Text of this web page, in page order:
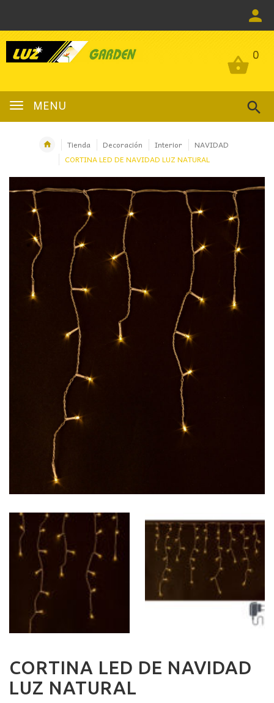
0
MENU
0
Tienda Decoración Interior
NAVIDAD
CORTINA LED DE NAVIDAD LUZ NATURAL
OFERTA
CORTINA LED DE NAVIDAD
LUZ NATURAL